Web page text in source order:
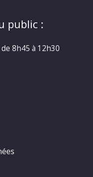
public :
8h45 à 12h30